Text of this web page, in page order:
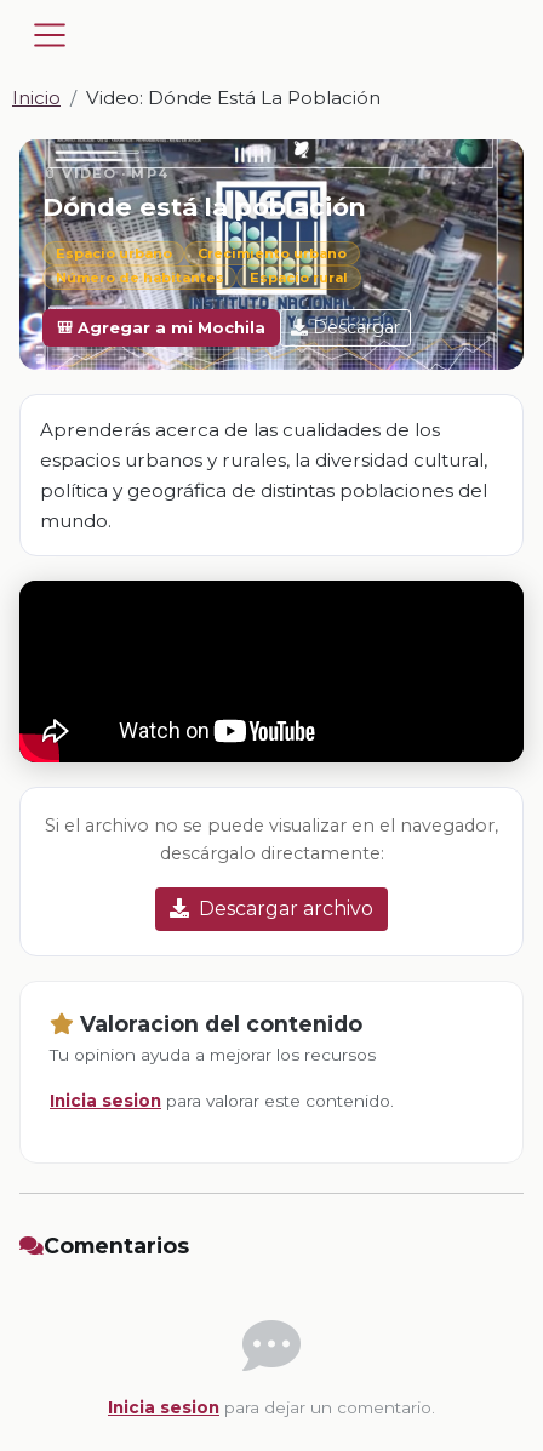
Inicio Video: Dónde Está La Población
📎 VIDEO · MP4
Dónde está la población
Espacio urbano
Crecimiento urbano
Número de habitantes
Espacio rural
🎒 Agregar a mi Mochila Descargar
Aprenderás acerca de las cualidades de los
espacios urbanos y rurales, la diversidad cultural,
política y geográfica de distintas poblaciones del
mundo.
Si el archivo no se puede visualizar en el navegador,
descárgalo directamente:
Descargar archivo
Valoracion del contenido
Tu opinion ayuda a mejorar los recursos
Inicia sesion para valorar este contenido.
Comentarios
Inicia sesion para dejar un comentario.